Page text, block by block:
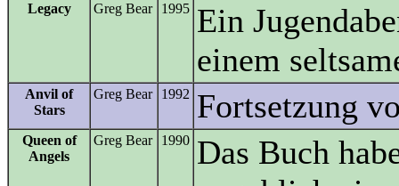
Legacy Greg Bear 1995 Ein
einem
Anvil of
Stars
Greg Bear 1992 Fortsetzung
Queen of
Angels
Greg Bear 1990 Das Buch